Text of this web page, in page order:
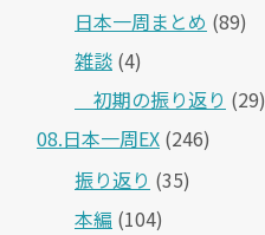
日本一周まとめ (89)
雑談 (4)
＿初期の振り返り (29)
08.日本一周EX (246)
振り返り (35)
本編 (104)